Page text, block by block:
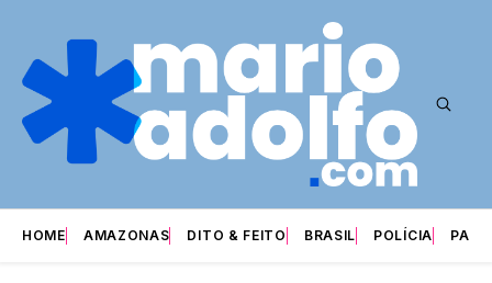
HOME AMAZONAS DITO & FEITO BRASIL POLÍCIA